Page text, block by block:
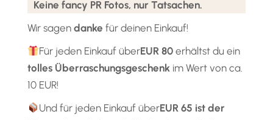
Keine fancy PR Fotos, nur Tatsachen.
Wir sagen danke für deinen Einkauf!
Für jeden Einkauf überEUR 80 erhältst du ein
tolles Überraschungsgeschenk im Wert von ca.
10 EUR!
Und für jeden Einkauf überEUR 65 ist der